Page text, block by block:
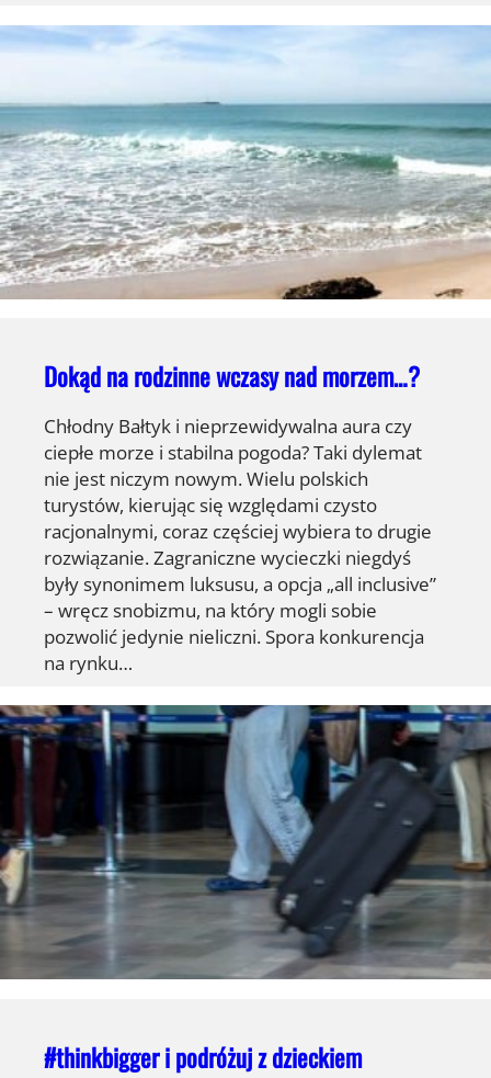
Dokąd na rodzinne wczasy nad morzem…?
Chłodny Bałtyk i nieprzewidywalna aura czy
ciepłe morze i stabilna pogoda? Taki dylemat
nie jest niczym nowym. Wielu polskich
turystów, kierując się względami czysto
racjonalnymi, coraz częściej wybiera to drugie
rozwiązanie. Zagraniczne wycieczki niegdyś
były synonimem luksusu, a opcja „all inclusive”
– wręcz snobizmu, na który mogli sobie
pozwolić jedynie nieliczni. Spora konkurencja
na rynku…
#thinkbigger i podróżuj z dzieckiem